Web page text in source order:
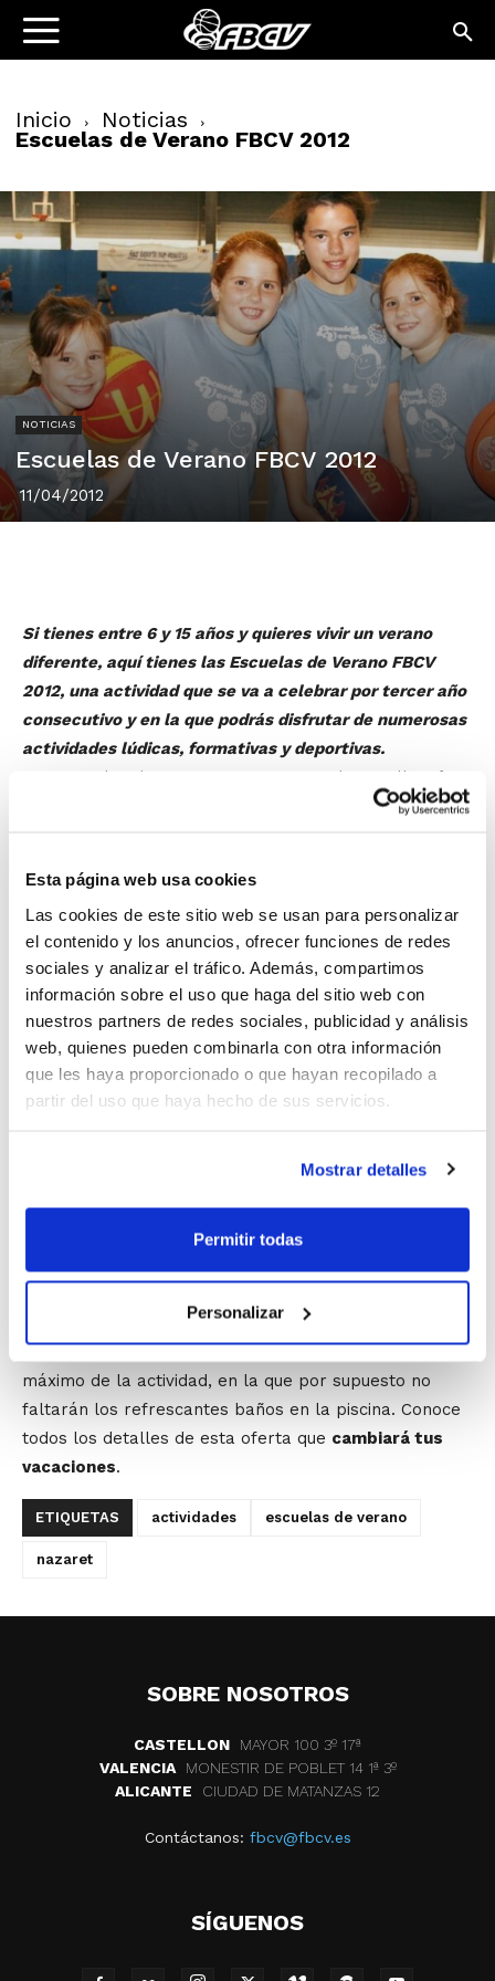
Esta página web usa cookies
Las cookies de este sitio web se usan para personalizar
el contenido y los anuncios, ofrecer funciones de redes
sociales y analizar el tráfico. Además, compartimos
información sobre el uso que haga del sitio web con
nuestros partners de redes sociales, publicidad y análisis
web, quienes pueden combinarla con otra información
que les haya proporcionado o que hayan recopilado a
partir del uso que haya hecho de sus servicios.
Mostrar detalles
Permitir todas
Personalizar
Inicio Noticias
Escuelas de Verano FBCV 2012
NOTICIAS
Escuelas de Verano FBCV 2012
11/04/2012
Si tienes entre 6 y 15 años y quieres vivir un verano
diferente, aquí tienes las Escuelas de Verano FBCV
2012, una actividad que se va a celebrar por tercer año
consecutivo y en la que podrás disfrutar de numerosas
actividades lúdicas, formativas y deportivas.
Las Escuelas de Verano FBCV 2012 se desarrollan
de
lunes a viernes desde el 25 de junio hasta el 27 de
deportes y juegos con la realización de talleres lúdicos
de temática variada, en los que primará por encima de
cualquier objetivo lúdico la transmisión de los valores
sociales más importantes, dando así un paso muy
importante en la formación integral de todos los
participantes.
Una de las ventajas de las Escuelas de Verano es que
a varias de ellas, o incluso el mes entero.
Gracias a la colaboración de la Fundación Deportiva
Municipal del Ayuntamiento de Valencia, las Escuelas
Nazaret de Valencia, un lugar que cuenta con todas las
instalaciones necesarias para poder disfrutar al
máximo de la actividad, en la que por supuesto no
faltarán los refrescantes baños en la piscina. Conoce
todos los detalles de esta oferta que cambiará tus
vacaciones.
ETIQUETAS actividades escuelas de verano
nazaret
SOBRE NOSOTROS
CASTELLON
MAYOR 100 3º 17ª
VALENCIA
MONESTIR DE POBLET 14 1ª 3º
ALICANTE
CIUDAD DE MATANZAS 12
Contáctanos: fbcv@fbcv.es
SÍGUENOS